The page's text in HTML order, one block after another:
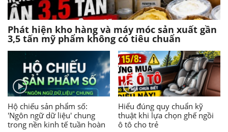
Phát hiện kho hàng và máy móc sản xuất gần
3,5 tấn mỹ phẩm không có tiêu chuẩn
Hộ chiếu sản phẩm số:
'Ngôn ngữ dữ liệu' chung
trong nền kinh tế tuần hoàn
Hiểu đúng quy chuẩn kỹ
thuật khi lựa chọn ghế ngồi
ô tô cho trẻ